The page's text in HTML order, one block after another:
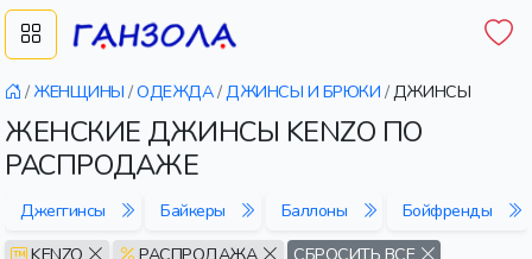
/ ЖЕНЩИНЫ /ОДЕЖДА/ДЖИНСЫ И БРЮКИ /ДЖИНСЫ
ЖЕНСКИЕ ДЖИНСЫ KENZO ПО
РАСПРОДАЖЕ
Джеггинсы Байкеры Баллоны
Бойфренды
KENZO
РАСПРОДАЖА
СБРОСИТЬ ВСЕ